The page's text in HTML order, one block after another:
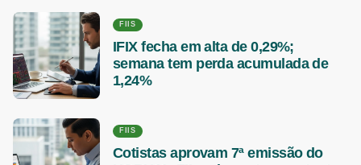
FIIS
IFIX fecha em alta de 0,29%;
semana tem perda acumulada de
1,24%
FIIS
Cotistas aprovam 7ª emissão do